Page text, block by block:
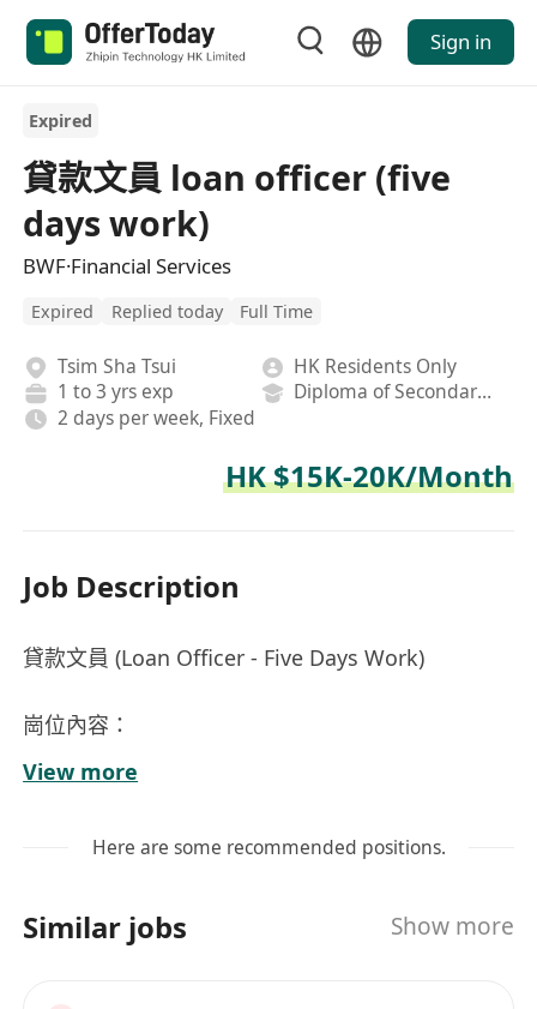
Sign in
Expired
貸款文員 loan officer (five
days work)
BWF·Financial Services
Expired Replied today Full Time
Tsim Sha Tsui
HK Residents Only
1 to 3 yrs exp
Diploma of Secondary School
2 days per week, Fixed
HK $15K-20K/Month
Job Description
貸款文員 (Loan Officer - Five Days Work)
崗位內容：
1. 負責處理客戶的貸款申請，包括資料收集、審核
及提交相關文件。
意見並協助解決問題。
理賬戶記錄。
View more
Here are some recommended positions.
Similar jobs Show more